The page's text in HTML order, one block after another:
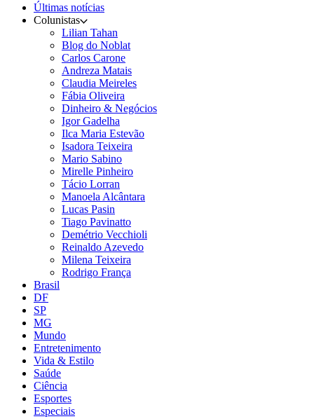
Últimas notícias
Colunistas
Lilian Tahan
Blog do Noblat
Carlos Carone
Andreza Matais
Claudia Meireles
Fábia Oliveira
Dinheiro & Negócios
Igor Gadelha
Ilca Maria Estevão
Isadora Teixeira
Mario Sabino
Mirelle Pinheiro
Tácio Lorran
Manoela Alcântara
Lucas Pasin
Tiago Pavinatto
Demétrio Vecchioli
Reinaldo Azevedo
Milena Teixeira
Rodrigo França
Brasil
DF
SP
MG
Mundo
Entretenimento
Vida & Estilo
Saúde
Ciência
Esportes
Especiais